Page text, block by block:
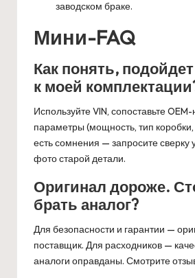
заводском браке.
Мини-FAQ
Как понять,
к моей
Используйте VIN, сопоставьте
параметры (мощность, тип
есть сомнения — запросите сверку
фото старой детали.
Оригинал дороже.
брать аналог?
Для безопасности и гарантии —
поставщик. Для расходников —
аналоги оправданы. Смотрите